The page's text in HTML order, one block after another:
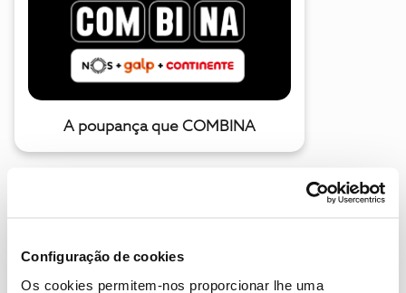
Configuração de cookies
Os cookies permitem-nos proporcionar lhe uma
A poupança que COMBINA